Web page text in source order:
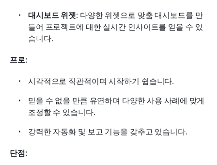
대시보드 위젯: 다양한 위젯으로 맞춤 대시보드를 만
들어 프로젝트에 대한 실시간 인사이트를 얻을 수 있
습니다.
프로:
시각적으로 직관적이며 시작하기 쉽습니다.
믿을 수 없을 만큼 유연하며 다양한 사용 사례에 맞게
조정할 수 있습니다.
강력한 자동화 및 보고 기능을 갖추고 있습니다.
단점: